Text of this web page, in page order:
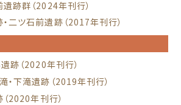
跡群（2024年刊行）
二ツ石前遺跡（2017年刊行）
跡（2020年刊行）
・下滝遺跡（2019年刊行）
2020年刊行）